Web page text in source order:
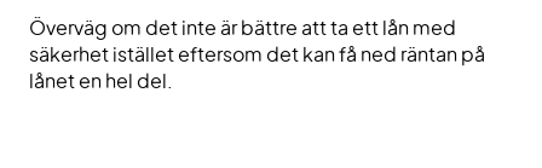
Överväg om det inte är bättre att ta ett lån med
säkerhet istället eftersom det kan få ned räntan på
lånet en hel del.